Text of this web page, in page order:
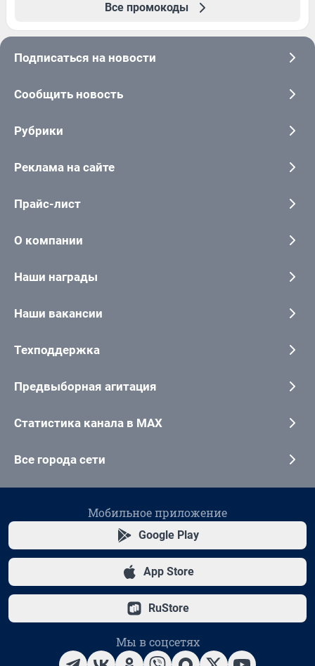
Все промокоды
Подписаться на новости
Сообщить новость
Рубрики
Реклама на сайте
Прайс-лист
О компании
Наши награды
Наши вакансии
Техподдержка
Предвыборная агитация
Статистика канала в MAX
Все города сети
Мобильное приложение
Google Play
App Store
RuStore
Мы в соцсетях